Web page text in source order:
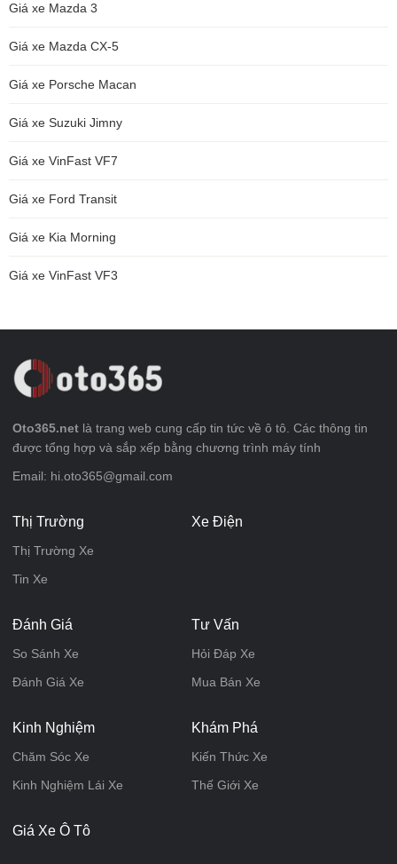
Giá xe Mazda 3
Giá xe Mazda CX-5
Giá xe Porsche Macan
Giá xe Suzuki Jimny
Giá xe VinFast VF7
Giá xe Ford Transit
Giá xe Kia Morning
Giá xe VinFast VF3
Oto365.net là trang web cung cấp tin tức về ô tô. Các thông tin
được tổng hợp và sắp xếp bằng chương trình máy tính
Email: hi.oto365@gmail.com
Thị Trường
Thị Trường Xe
Tin Xe
Xe Điện
Đánh Giá
So Sánh Xe
Đánh Giá Xe
Tư Vấn
Hỏi Đáp Xe
Mua Bán Xe
Kinh Nghiệm
Chăm Sóc Xe
Kinh Nghiệm Lái Xe
Khám Phá
Kiến Thức Xe
Thế Giới Xe
Giá Xe Ô Tô